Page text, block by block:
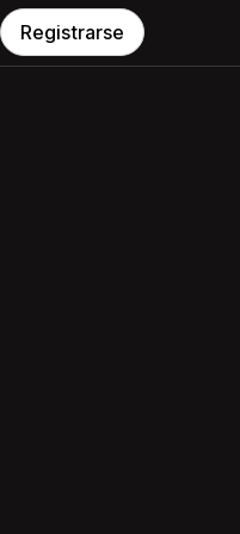
Registrarse